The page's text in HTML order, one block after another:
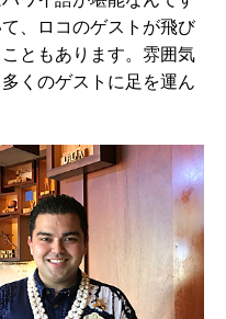
、ロコのゲストが飛び
ともあります。雰囲気
くのゲストに足を運ん